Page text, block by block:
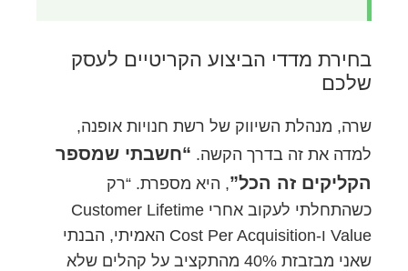
בחירת מדדי הביצוע הקריטיים לעסק
שלכם
שרה, מנהלת השיווק של רשת חנויות אופנה,
למדה את זה בדרך הקשה. “חשבתי שמספר
הקליקים זה הכל”, היא מספרת. “רק
כשהתחלתי לעקוב אחרי Customer Lifetime
Value ו-Cost Per Acquisition האמיתי, הבנתי
שאני מבזבזת 40% מהתקציב על קהלים שלא